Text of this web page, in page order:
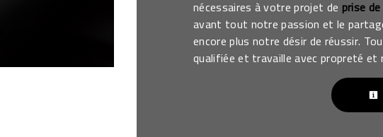
nécessaires à votre projet de prise
avant tout notre passion et le
encore plus notre désir de réussir.
qualifiée et travaille avec propreté et